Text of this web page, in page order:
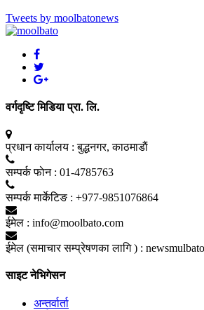
Tweets by moolbatonews
वर्गदृष्टि मिडिया प्रा. लि.
प्रधान कार्यालय : बुद्धनगर, काठमाडाैं
सम्पर्क फाेन : 01-4785763
सम्पर्क मार्केटिङ : +977-9851076864
ईमेल : info@moolbato.com
ईमेल (समाचार सम्प्रेषणका लागि ) :
साइट नेभिगेसन
अन्तर्वार्ता